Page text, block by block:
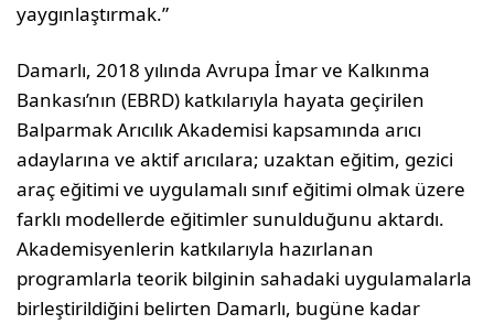
yaygınlaştırmak.”
Damarlı, 2018 yılında Avrupa İmar ve Kalkınma
Bankası’nın (EBRD) katkılarıyla hayata geçirilen
Balparmak Arıcılık Akademisi kapsamında arıcı
adaylarına ve aktif arıcılara; uzaktan eğitim, gezici
araç eğitimi ve uygulamalı sınıf eğitimi olmak üzere
farklı modellerde eğitimler sunulduğunu aktardı.
Akademisyenlerin katkılarıyla hazırlanan
programlarla teorik bilginin sahadaki uygulamalarla
birleştirildiğini belirten Damarlı, bugüne kadar